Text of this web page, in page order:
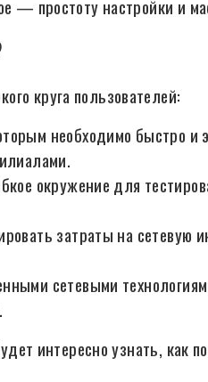
— простоту настройки и
круга пользователей:
необходимо быстро и
окружение для
затраты на сетевую
сетевыми
интересно узнать, как